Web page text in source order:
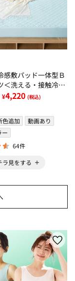
感敷パッド一体型Ｂ
＜洗える・接触冷
・時短・家事楽・
ーツ・寝苦しさ対策
¥4,220 (税込)
色追加
動画あり
ー
64件
ラ見をする